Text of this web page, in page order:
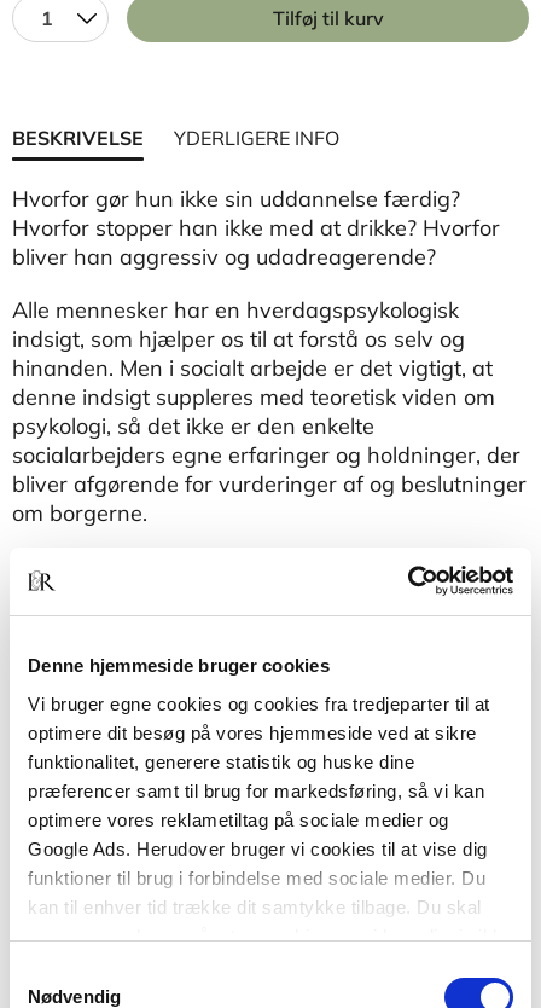
Denne hjemmeside bruger cookies
Vi bruger egne cookies og cookies fra tredjeparter til at
optimere dit besøg på vores hjemmeside ved at sikre
funktionalitet, generere statistik og huske dine
præferencer samt til brug for markedsføring, så vi kan
optimere vores reklametiltag på sociale medier og
Google Ads. Herudover bruger vi cookies til at vise dig
funktioner til brug i forbindelse med sociale medier. Du
kan til enhver tid trække dit samtykke tilbage. Du skal
være opmærksom på, at vores hjemmeside muligvis ikke
tilbagetrækker et samtykke.
Nødvendig
1 Tilføj til kurv
BESKRIVELSE YDERLIGERE INFO
Hvorfor gør hun ikke sin uddannelse færdig?
Hvorfor stopper han ikke med at drikke? Hvorfor
bliver han aggressiv og udadreagerende?
Alle mennesker har en hverdagspsykologisk
indsigt, som hjælper os til at forstå os selv og
hinanden. Men i socialt arbejde er det vigtigt, at
denne indsigt suppleres med teoretisk viden om
psykologi, så det ikke er den enkelte
socialarbejders egne erfaringer og holdninger, der
bliver afgørende for vurderinger af og beslutninger
om borgerne.
Psykologi og socialt arbejde 1
er en ny udgave af
Psykologi og socialt arbejde
. Alle kapitler er
opdateret, og der er tilføjet tre nye kapitler. Ettallet
er tilføjet, fordi bogen er en af to.
Bog 1 præsenterer centrale begreber, der giver et
grundlag for at kunne forstå, udvikle og handle i
socialt arbejde.
Bog 2 går et skridt tættere på spændingsfelterne i
det daglige arbejde som socialrådgiver og giver
indblik i praksisrettede psykologiske perspektiver
og modeller.